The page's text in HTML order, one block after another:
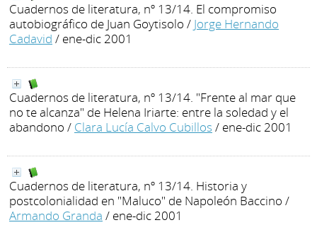
Cuadernos de literatura, nº 13/14. El compromiso
autobiográfico de Juan Goytisolo / Jorge Hernando
Cadavid / ene-dic 2001
Cuadernos de literatura, nº 13/14. "Frente al mar que
no te alcanza" de Helena Iriarte: entre la soledad y el
abandono / Clara Lucía Calvo Cubillos / ene-dic 2001
Cuadernos de literatura, nº 13/14. Historia y
postcolonialidad en "Maluco" de Napoleón Baccino /
Armando Granda / ene-dic 2001